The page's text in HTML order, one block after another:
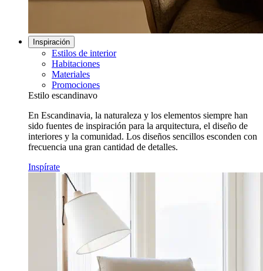
Inspiración
Estilos de interior
Habitaciones
Materiales
Promociones
Estilo escandinavo
En Escandinavia, la naturaleza y los elementos siempre han
sido fuentes de inspiración para la arquitectura, el diseño de
interiores y la comunidad. Los diseños sencillos esconden con
frecuencia una gran cantidad de detalles.
Inspírate